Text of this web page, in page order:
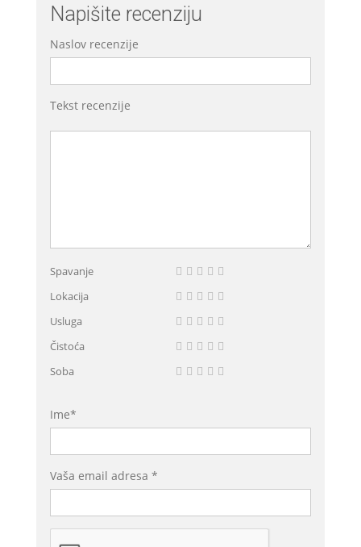
Napišite recenziju
Naslov recenzije
Tekst recenzije
Spavanje
Lokacija
Usluga
Čistoća
Soba
Ime*
Vaša email adresa *